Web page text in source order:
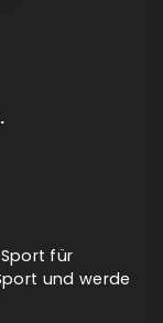
für
und werde